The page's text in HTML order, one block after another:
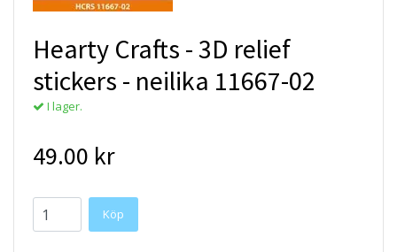
Hearty Crafts - 3D relief
stickers - neilika 11667-02
I lager.
49.00 kr